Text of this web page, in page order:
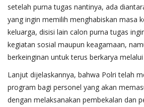
setelah purna tugas nantinya, ada
yang ingin memilih menghabiskan masa
keluarga, disisi lain calon purna tugas
kegiatan sosial maupun keagamaan,
berkeinginan untuk terus berkarya
Lanjut dijelaskannya, bahwa Polri telah
program bagi personel yang akan
dengan melaksanakan pembekalan dan